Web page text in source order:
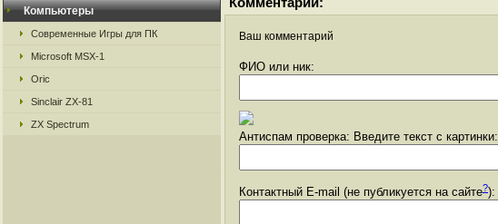
Компьютеры
Современные Игры для ПК
Microsoft MSX-1
Oric
Sinclair ZX-81
ZX Spectrum
Ваш комментарий
ФИО или ник:
Антиспам проверка: Введите текст с картинки:
Контактный E-mail (не публикуется на сайте?):